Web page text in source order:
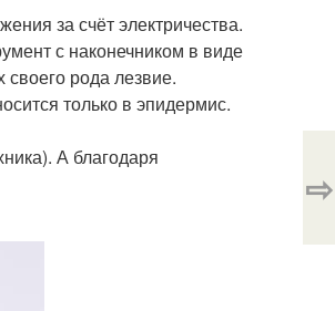
за счёт электричества.
с наконечником в виде
рода лезвие.
только в эпидермис.
А благодаря
⇨